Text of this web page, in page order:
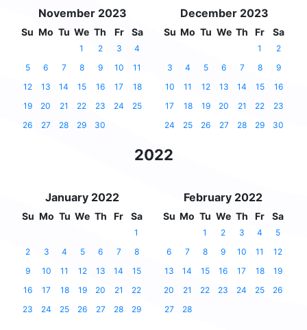
November 2023
Su Mo Tu We Th Fr Sa
1 2 3
4
5
6 7 8 9 10
11
12
13 14 15 16 17
18
19
20 21 22 23 24
25
26
27 28 29 30
December 2023
Su Mo Tu We Th Fr Sa
1
2
3
4 5 6 7 8
9
10
11 12 13 14 15
16
17
18 19 20 21 22
23
24
25 26 27 28 29 30
2022
January 2022
Su Mo Tu We Th Fr Sa
1
2
3 4 5 6 7
8
9
10 11 12 13 14
15
16
17 18 19 20 21
22
23
24 25 26 27 28 29
February 2022
Su Mo Tu We Th Fr Sa
1 2 3 4
5
6
7 8 9 10 11
12
13
14 15 16 17 18
19
20
21 22 23 24 25
26
27
28